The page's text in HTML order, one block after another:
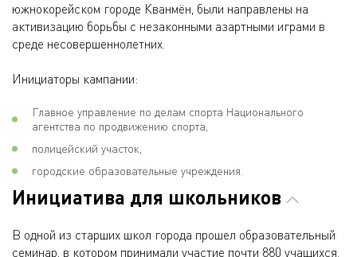
южнокорейском городе Кванмён, были направлены на
активизацию борьбы с незаконными азартными играми в
среде несовершеннолетних.
Инициаторы кампании:
Главное управление по делам спорта Национального
агентства по продвижению спорта,
полицейский участок,
городские образовательные учреждения.
Инициатива для школьников
В одной из старших школ города прошел образовательный
семинар, в котором принимали участие почти 880 учащихся.